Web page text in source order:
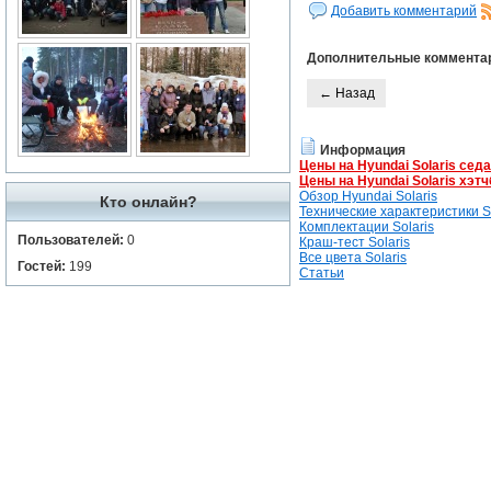
Кто онлайн?
Пользователей: 0
Гостей: 199
Добавить комментарий
Дополнительные
← Назад
Информация
Цены на Hyundai Solaris
Цены на Hyundai Solaris
Обзор Hyundai Solaris
Технические характеристики
Комплектации Solaris
Краш-тест Solaris
Все цвета Solaris
Статьи